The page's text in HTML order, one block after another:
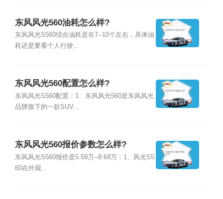
东风风光560油耗怎么样?
东风风光S560综合油耗是在7--10个左右，具体油
耗还是要看个人行驶...
东风风光560配置怎么样?
东风风光S560配置：1、东风风光560是东风风光
品牌旗下的一款SUV...
东风风光560报价参数怎么样?
东风风光S560报价是5.59万--8.69万：1、风光S5
60在外观...